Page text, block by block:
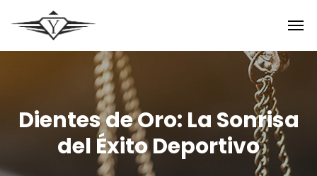
Dientes de Oro: La Sonrisa
del Éxito Deportivo